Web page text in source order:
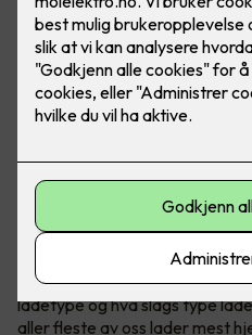
Bilde: Easee
Når du kjøper elbil har du et
ladetype og hva slags type
aller fleste av oss lader mest